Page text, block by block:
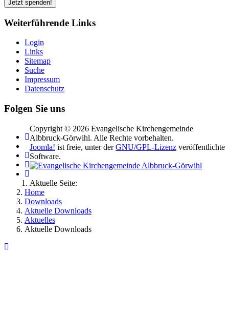
Weiterführende Links
Login
Links
Sitemap
Suche
Impressum
Datenschutz
Folgen Sie uns
Copyright © 2026 Evangelische Kirchengemeinde
Albbruck-Görwihl. Alle Rechte vorbehalten.
Joomla! ist freie, unter derGNU/GPL-Lizenz veröffentlichte
Software.
Aktuelle Seite:
Home
Downloads
Aktuelle Downloads
Aktuelles
Aktuelle Downloads